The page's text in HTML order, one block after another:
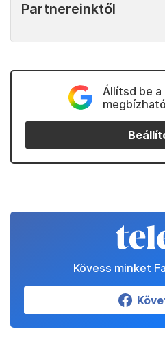
Partnereinktől
Állítsd be a
Kövess minket